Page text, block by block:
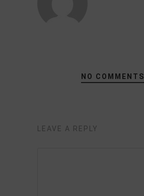
NO COMMENTS
LEAVE A REPLY